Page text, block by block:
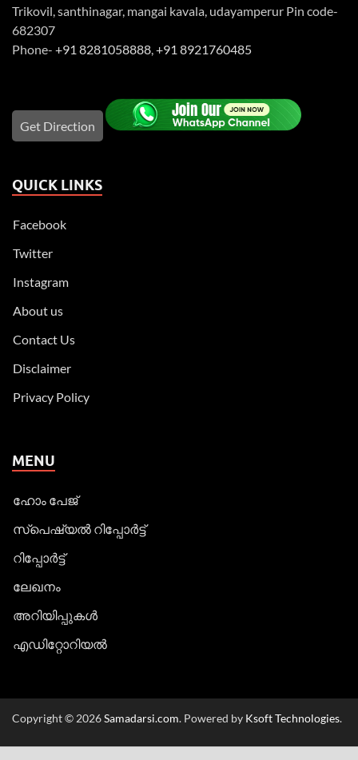
Trikovil, santhinagar, mangai kavala, udayamperur Pin code-
682307
Phone- +91 8281058888 +91 8921760485
Get Direction
QUICK LINKS
Facebook
Twitter
Instagram
About us
Contact Us
Disclaimer
Privacy Policy
MENU
ഹോം പേജ്
സ്പെഷ്യൽ റിപ്പോര്‍ട്ട്
റിപ്പോര്‍ട്ട്
ലേഖനം
അറിയിപ്പുകള്‍
എഡിറ്റോറിയല്‍
Copyright © 2026Samadarsi.com. Powered by Ksoft Technologies.